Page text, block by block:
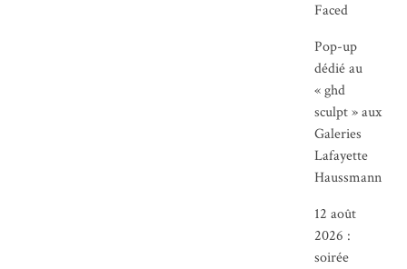
Faced
Pop-up
dédié au
« ghd
sculpt » aux
Galeries
Lafayette
Haussmann
12 août
2026 :
soirée